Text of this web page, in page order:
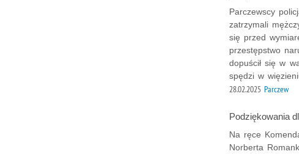
Parczewscy
zatrzymali
się przed
przestępstwo
dopuścił się w
spędzi w
28.02.2025 Parczew
Podziękowania
Na ręce
Norberta